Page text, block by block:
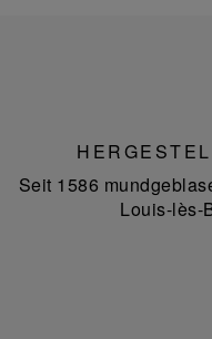
Seit 1586
Louis-lès-